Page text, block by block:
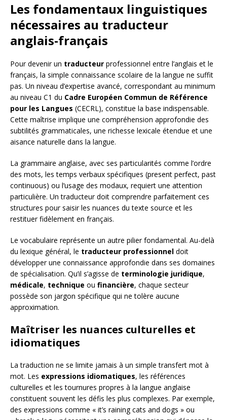
Les fondamentaux linguistiques
nécessaires au traducteur
anglais-français
Pour devenir un traducteur professionnel entre l’anglais et le
français, la simple connaissance scolaire de la langue ne suffit
pas. Un niveau d’expertise avancé, correspondant au minimum
au niveau C1 du Cadre Européen Commun de Référence
pour les Langues (CECRL), constitue la base indispensable.
Cette maîtrise implique une compréhension approfondie des
subtilités grammaticales, une richesse lexicale étendue et une
aisance naturelle dans la langue.
La grammaire anglaise, avec ses particularités comme l’ordre
des mots, les temps verbaux spécifiques (present perfect, past
continuous) ou l’usage des modaux, requiert une attention
particulière. Un traducteur doit comprendre parfaitement ces
structures pour saisir les nuances du texte source et les
restituer fidèlement en français.
Le vocabulaire représente un autre pilier fondamental. Au-delà
du lexique général, le traducteur professionnel doit
développer une connaissance approfondie dans ses domaines
de spécialisation. Qu’il s’agisse de terminologie juridique,
médicale, technique ou financière, chaque secteur
possède son jargon spécifique qui ne tolère aucune
approximation.
Maîtriser les nuances culturelles et
idiomatiques
La traduction ne se limite jamais à un simple transfert mot à
mot. Les expressions idiomatiques, les références
culturelles et les tournures propres à la langue anglaise
constituent souvent les défis les plus complexes. Par exemple,
des expressions comme « it’s raining cats and dogs » ou